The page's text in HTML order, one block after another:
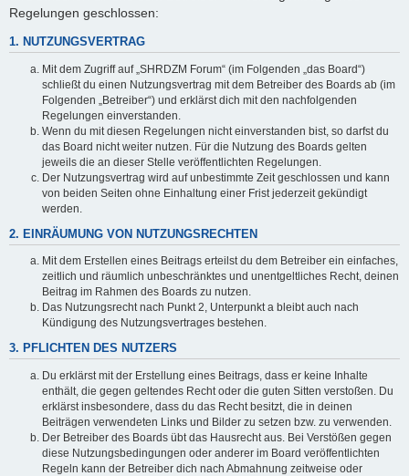
Regelungen geschlossen:
1. NUTZUNGSVERTRAG
Mit dem Zugriff auf „SHRDZM Forum“ (im Folgenden „das Board“)
schließt du einen Nutzungsvertrag mit dem Betreiber des Boards ab (im
Folgenden „Betreiber“) und erklärst dich mit den nachfolgenden
Regelungen einverstanden.
Wenn du mit diesen Regelungen nicht einverstanden bist, so darfst du
das Board nicht weiter nutzen. Für die Nutzung des Boards gelten
jeweils die an dieser Stelle veröffentlichten Regelungen.
Der Nutzungsvertrag wird auf unbestimmte Zeit geschlossen und kann
von beiden Seiten ohne Einhaltung einer Frist jederzeit gekündigt
werden.
2. EINRÄUMUNG VON NUTZUNGSRECHTEN
Mit dem Erstellen eines Beitrags erteilst du dem Betreiber ein einfaches,
zeitlich und räumlich unbeschränktes und unentgeltliches Recht, deinen
Beitrag im Rahmen des Boards zu nutzen.
Das Nutzungsrecht nach Punkt 2, Unterpunkt a bleibt auch nach
Kündigung des Nutzungsvertrages bestehen.
3. PFLICHTEN DES NUTZERS
Du erklärst mit der Erstellung eines Beitrags, dass er keine Inhalte
enthält, die gegen geltendes Recht oder die guten Sitten verstoßen. Du
erklärst insbesondere, dass du das Recht besitzt, die in deinen
Beiträgen verwendeten Links und Bilder zu setzen bzw. zu verwenden.
Der Betreiber des Boards übt das Hausrecht aus. Bei Verstößen gegen
diese Nutzungsbedingungen oder anderer im Board veröffentlichten
Regeln kann der Betreiber dich nach Abmahnung zeitweise oder